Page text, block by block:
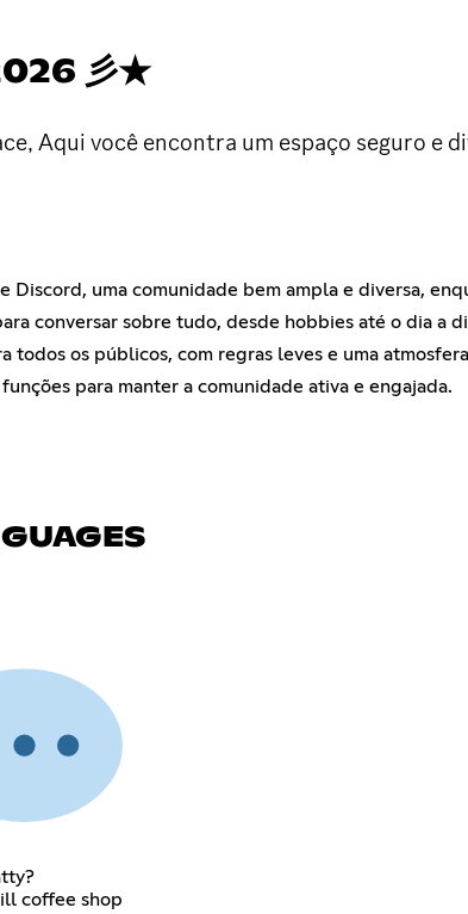
彡★
Aqui você encontra um espaço seguro e
Discord, uma comunidade bem ampla e diversa,
conversar sobre tudo, desde hobbies até o dia a
todos os públicos, com regras leves e uma
para manter a comunidade ativa e engajada.
coffee shop